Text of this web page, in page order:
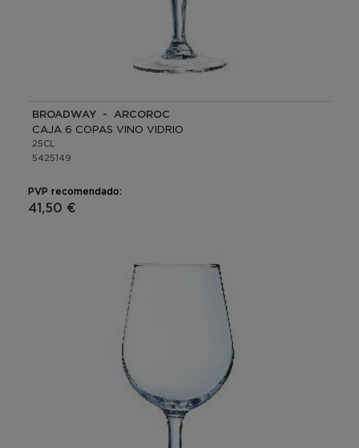
BROADWAY - ARCOROC
CAJA 6 COPAS VINO VIDRIO
25CL
5425149
PVP recomendado:
41,50 €